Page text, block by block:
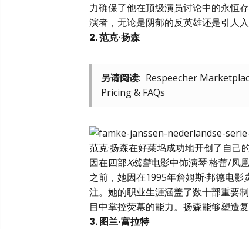
力确保了他在顶级演员讨论中的永恒
演者，无论是阴郁的反英雄还是引人入
2. 范克·扬森
另请阅读: Respeecher
Pricing & FAQs
范克·扬森在好莱坞成功地开创了自
因在四部X战警电影中饰演琴·格蕾/凤
之前，她因在1995年詹姆斯·邦德电影
注。她的职业生涯涵盖了数十部重要
目中掌控荧幕的能力。扬森能够塑造
3. 图兰·富拉特